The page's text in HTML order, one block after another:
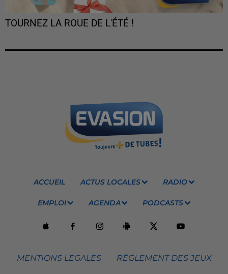
TOURNEZ LA ROUE DE L'ÉTÉ !
ACCUEIL ACTUS LOCALES RADIO
EMPLOI AGENDA PODCASTS
MENTIONS LEGALES RÈGLEMENT DES JEUX